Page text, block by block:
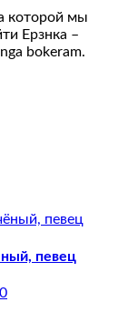
которой мы
Ерзнка –
bokeram.
певец